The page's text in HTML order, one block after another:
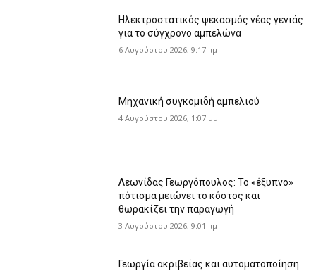
Ηλεκτροστατικός ψεκασμός νέας γενιάς
για το σύγχρονο αμπελώνα
6 Αυγούστου 2026, 9:17 πμ
Μηχανική συγκομιδή αμπελιού
4 Αυγούστου 2026, 1:07 μμ
Λεωνίδας Γεωργόπουλος: Το «έξυπνο»
πότισμα μειώνει το κόστος και
θωρακίζει την παραγωγή
3 Αυγούστου 2026, 9:01 πμ
Γεωργία ακριβείας και αυτοματοποίηση